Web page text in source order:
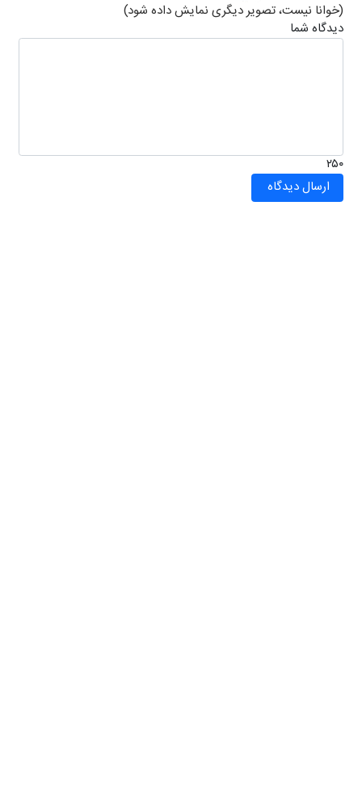
(خوانا نیست، تصویر دیگری نمایش داده شود)
دیدگاه شما
۲۵۰